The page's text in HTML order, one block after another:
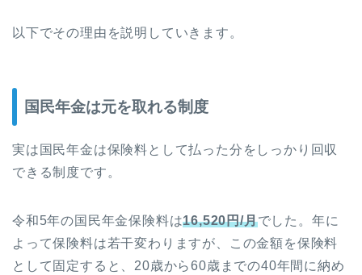
以下でその理由を説明していきます。
国民年金は元を取れる制度
実は国民年金は保険料として払った分をしっかり回収
できる制度です。
令和5年の国民年金保険料は16,520円/月でした。年に
よって保険料は若干変わりますが、この金額を保険料
として固定すると、20歳から60歳までの40年間に納め